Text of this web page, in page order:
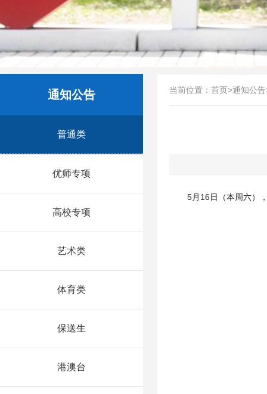
通知公告
普通类
优师专项
高校专项
艺术类
体育类
保送生
港澳台
当前位置： 首页>通知公告
5月16日（本周六）